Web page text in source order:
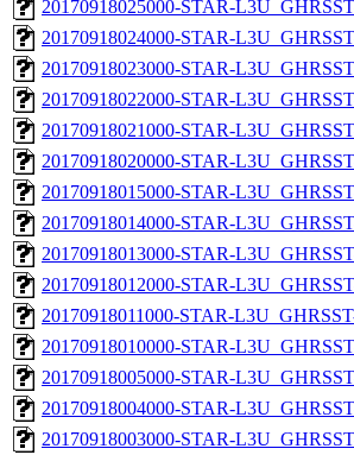
20170918025000-STAR-
20170918024000-STAR-
20170918023000-STAR-
20170918022000-STAR-
20170918021000-STAR-
20170918020000-STAR-
20170918015000-STAR-
20170918014000-STAR-
20170918013000-STAR-
20170918012000-STAR-
20170918011000-STAR-
20170918010000-STAR-
20170918005000-STAR-
20170918004000-STAR-
20170918003000-STAR-